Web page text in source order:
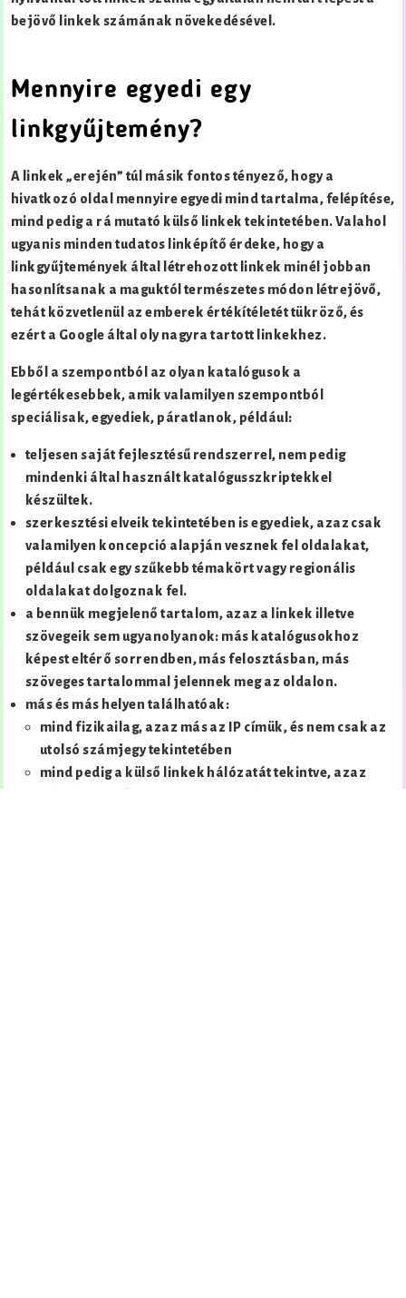
bejövő linkek számának növekedésével.
Mennyire egyedi egy
linkgyűjtemény?
A linkek „erején” túl másik fontos tényező, hogy a
hivatkozó oldal mennyire egyedi mind tartalma, felépítése,
mind pedig a rá mutató külső linkek tekintetében. Valahol
ugyanis minden tudatos linképítő érdeke, hogy a
linkgyűjtemények által létrehozott linkek minél jobban
hasonlítsanak a maguktól természetes módon létrejövő,
tehát közvetlenül az emberek értékítéletét tükröző, és
ezért a Google által oly nagyra tartott linkekhez.
Ebből a szempontból az olyan katalógusok a
legértékesebbek, amik valamilyen szempontból
speciálisak, egyediek, páratlanok, például:
teljesen saját fejlesztésű rendszerrel, nem pedig
mindenki által használt katalógusszkriptekkel
készültek.
szerkesztési elveik tekintetében is egyediek, azaz csak
valamilyen koncepció alapján vesznek fel oldalakat,
például csak egy szűkebb témakört vagy regionális
oldalakat dolgoznak fel.
a bennük megjelenő tartalom, azaz a linkek illetve
szövegeik sem ugyanolyanok: más katalógusokhoz
képest eltérő sorrendben, más felosztásban, más
szöveges tartalommal jelennek meg az oldalon.
más és más helyen találhatóak:
mind fizikailag, azaz más az IP címük, és nem csak az
utolsó számjegy tekintetében
mind pedig a külső linkek hálózatát tekintve, azaz